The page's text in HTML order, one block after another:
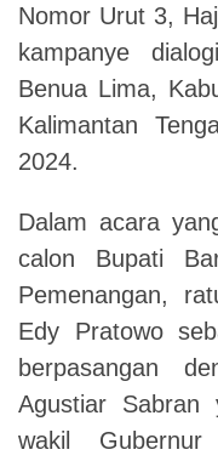
Nomor Urut 3,
kampanye
Benua Lima,
Kalimantan
2024.
Dalam acara
calon Bupati
Pemenangan,
Edy Pratowo
berpasangan
Agustiar Sabran
wakil Gubernur